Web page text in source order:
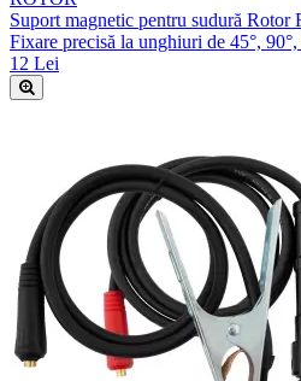
Suport magnetic pentru sudură Rotor
Fixare precisă la unghiuri de 45°, 90°,
12 Lei